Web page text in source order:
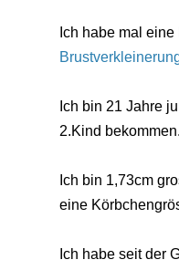
Ich habe mal
Ich bin 21 Jahre
2.Kind bekommen.
Ich bin 1,73cm
eine
Ich habe seit der